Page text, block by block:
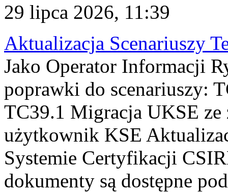
29 lipca 2026, 11:39
Aktualizacja Scenariuszy
Jako Operator Informacji
poprawki do scenariuszy:
TC39.1 Migracja UKSE
użytkownik KSE
Systemie Certyfikacji
dokumenty są dostępne